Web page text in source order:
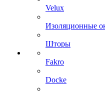
Velux
Изоляционные
Шторы
Fakro
Docke